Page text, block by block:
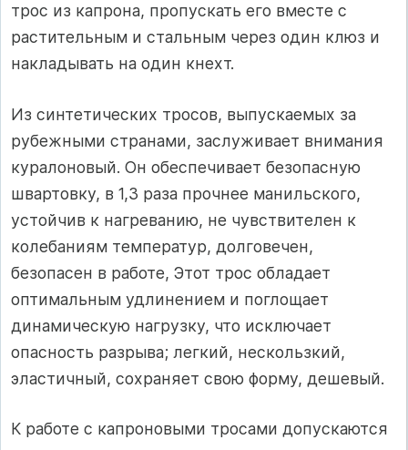
трос из капрона, пропускать его вместе с
растительным и стальным через один клюз и
накладывать на один кнехт.
Из синтетических тросов, выпускаемых за
рубежными странами, заслуживает внимания
куралоновый. Он обеспечивает безопасную
швартовку, в 1,3 раза прочнее манильского,
устойчив к нагреванию, не чувствителен к
колебаниям температур, долговечен,
безопасен в работе, Этот трос обладает
оптимальным удлинением и поглощает
динамическую нагрузку, что исключает
опасность разрыва; легкий, нескользкий,
эластичный, сохраняет свою форму, дешевый.
К работе с капроновыми тросами допускаются